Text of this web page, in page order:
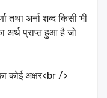
अर्ना शब्द किसी भी
अर्थ प्राप्त हुआ है जो
कोई अक्षर<br />